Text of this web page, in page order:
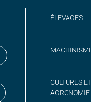
ÉLEVAGES
CULTURES ET
AGRONOMIE